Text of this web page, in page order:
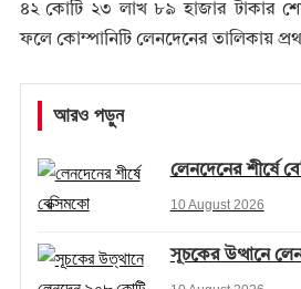
৪২ কোটি ২৩ লাখ ৮৯ হাজার টাকার
ফলে কোম্পানিটি লেনদেনের তালিকায়
আরও পড়ুন
লেনদেনের শীর্ষে
10 August 2026
সূচকের উত্থানে